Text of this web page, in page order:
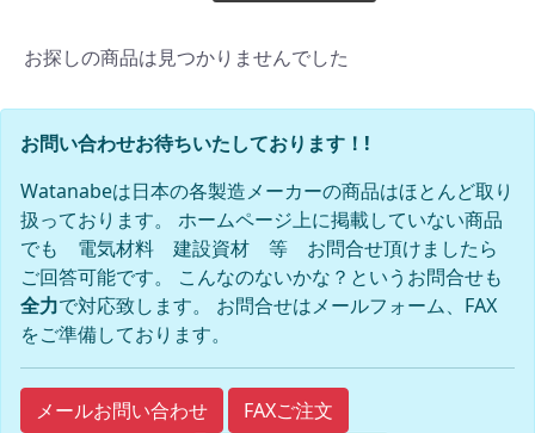
お探しの商品は見つかりませんでした
お問い合わせお待ちいたしております！!
Watanabeは日本の各製造メーカーの商品はほとんど取り
扱っております。 ホームページ上に掲載していない商品
でも 電気材料 建設資材 等 お問合せ頂けましたら
ご回答可能です。 こんなのないかな？というお問合せも
全力で対応致します。 お問合せはメールフォーム、FAX
をご準備しております。
メールお問い合わせ
FAXご注文